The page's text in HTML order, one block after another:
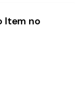
Item no